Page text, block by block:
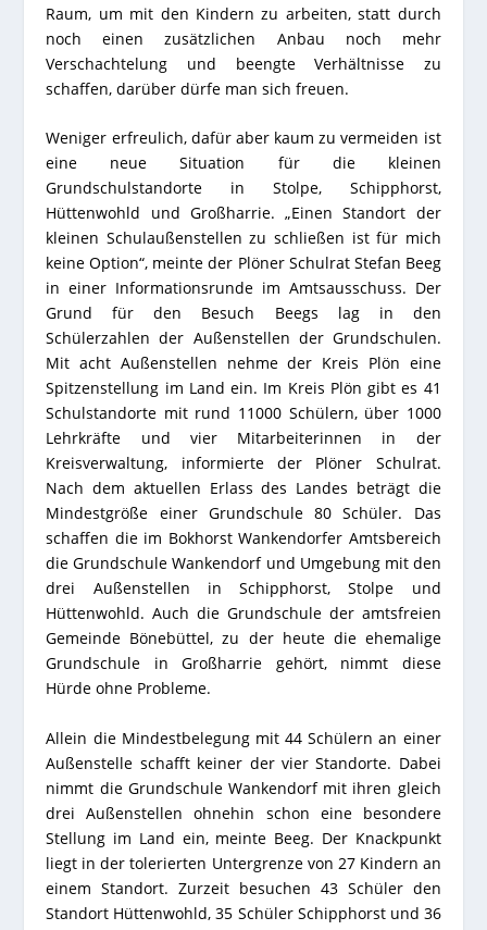
Raum, um mit den Kindern zu arbeiten, statt durch
noch einen zusätzlichen Anbau noch mehr
Verschachtelung und beengte Verhältnisse zu
schaffen, darüber dürfe man sich freuen.
Weniger erfreulich, dafür aber kaum zu vermeiden ist
eine neue Situation für die kleinen
Grundschulstandorte in Stolpe, Schipphorst,
Hüttenwohld und Großharrie. „Einen Standort der
kleinen Schulaußenstellen zu schließen ist für mich
keine Option“, meinte der Plöner Schulrat Stefan Beeg
in einer Informationsrunde im Amtsausschuss. Der
Grund für den Besuch Beegs lag in den
Schülerzahlen der Außenstellen der Grundschulen.
Mit acht Außenstellen nehme der Kreis Plön eine
Spitzenstellung im Land ein. Im Kreis Plön gibt es 41
Schulstandorte mit rund 11000 Schülern, über 1000
Lehrkräfte und vier Mitarbeiterinnen in der
Kreisverwaltung, informierte der Plöner Schulrat.
Nach dem aktuellen Erlass des Landes beträgt die
Mindestgröße einer Grundschule 80 Schüler. Das
schaffen die im Bokhorst Wankendorfer Amtsbereich
die Grundschule Wankendorf und Umgebung mit den
drei Außenstellen in Schipphorst, Stolpe und
Hüttenwohld. Auch die Grundschule der amtsfreien
Gemeinde Bönebüttel, zu der heute die ehemalige
Grundschule in Großharrie gehört, nimmt diese
Hürde ohne Probleme.
Allein die Mindestbelegung mit 44 Schülern an einer
Außenstelle schafft keiner der vier Standorte. Dabei
nimmt die Grundschule Wankendorf mit ihren gleich
drei Außenstellen ohnehin schon eine besondere
Stellung im Land ein, meinte Beeg. Der Knackpunkt
liegt in der tolerierten Untergrenze von 27 Kindern an
einem Standort. Zurzeit besuchen 43 Schüler den
Standort Hüttenwohld, 35 Schüler Schipphorst und 36